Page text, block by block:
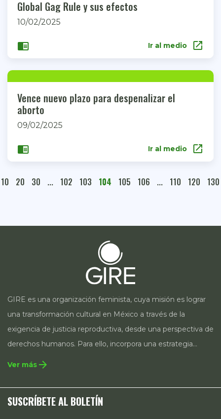
Global Gag Rule y sus efectos
10/02/2025
chrome_reader_mode Ir al medio open_in_new
Vence nuevo plazo para despenalizar el
aborto
09/02/2025
chrome_reader_mode Ir al medio open_in_new
10 20 30 ... 102 103 104 105 106 ... 110 120 130
GIRE es una organización feminista, cuya misión es lograr
una transformación cultural en México a través de la
exigencia de justicia reproductiva, desde una perspectiva de
derechos humanos. Para ello, incorpora una estrategia
integral que contempla la incidencia en legislación y
estrategias de comunicación e investigación sobre el
estado de los derechos reproductivos en México.
Ver más arrow_forward
SUSCRÍBETE AL BOLETÍN